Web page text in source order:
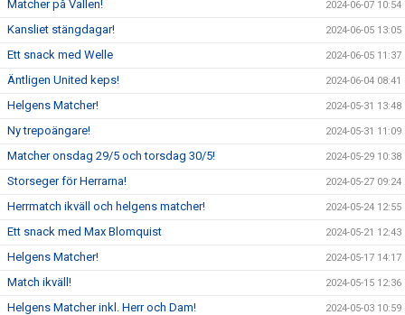
Matcher på Vallen! 2024-06-07 10:54
Kansliet stängdagar! 2024-06-05 13:05
Ett snack med Welle 2024-06-05 11:37
Äntligen United keps! 2024-06-04 08:41
Helgens Matcher! 2024-05-31 13:48
Ny trepoängare! 2024-05-31 11:09
Matcher onsdag 29/5 och torsdag 30/5! 2024-05-29 10:38
Storseger för Herrarna! 2024-05-27 09:24
Herrmatch ikväll och helgens matcher! 2024-05-24 12:55
Ett snack med Max Blomquist 2024-05-21 12:43
Helgens Matcher! 2024-05-17 14:17
Match ikväll! 2024-05-15 12:36
Helgens Matcher inkl. Herr och Dam! 2024-05-03 10:59